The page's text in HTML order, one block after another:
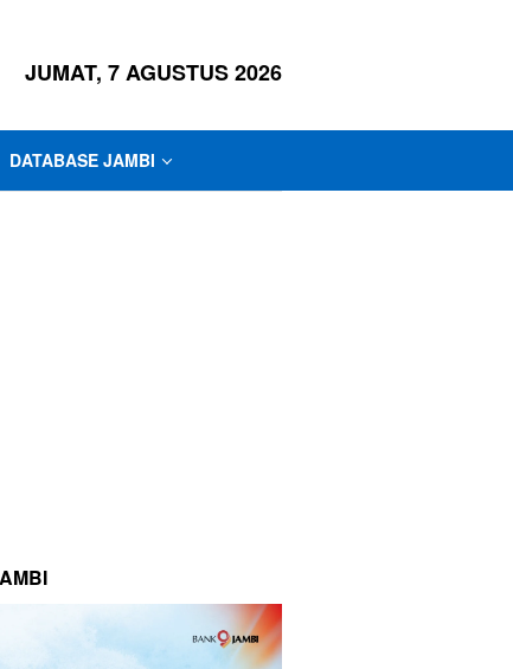
JUMAT, 7 AGUSTUS 2026
DATABASE JAMBI